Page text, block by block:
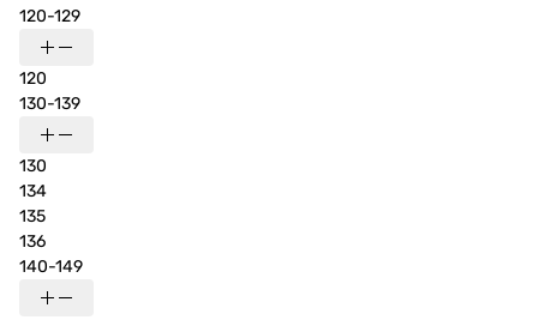
120-129
120
130-139
130
134
135
136
140-149